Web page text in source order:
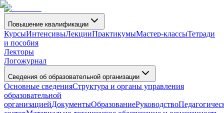
Повышение квалификации
КурсыИнтенсивыЛекцииПрактикумыМастер-классыТетради
и пособия
Лекторы
Логожурнал
Сведения об образовательной организации
Основные сведенияСтруктура и органы управления
образовательной
организациейДокументыОбразованиеРуководство